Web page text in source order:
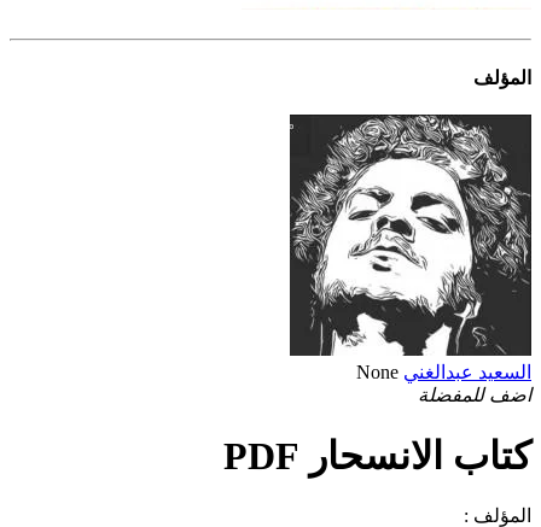
المؤلف
السعيد عبدالغني None
اضف للمفضلة
كتاب الانسحار PDF
المؤلف :